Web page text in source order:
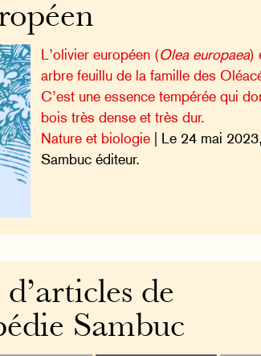
L’olivier européen (Olea europaea)
arbre feuillu de la famille des
C’est une essence tempérée qui
bois très dense et très dur.
Nature et biologie | Le 24 mai
Sambuc éditeur.
d’articles de
Sambuc